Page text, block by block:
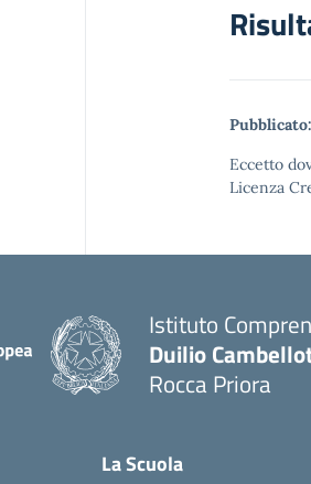
Pubblicato:
Eccetto
Licenza
Istituto
Duilio
Rocca Priora
La Scuola